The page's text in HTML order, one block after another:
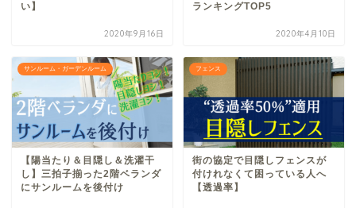
い】
2020年9月16日
ランキングTOP5
2020年4月10日
サンルーム・ガーデンルーム
【陽当たり＆目隠し＆洗濯干
し】三拍子揃った2階ベランダ
にサンルームを後付け
フェンス
街の協定で目隠しフェンスが
付けれなくて困っている人へ
【透過率】